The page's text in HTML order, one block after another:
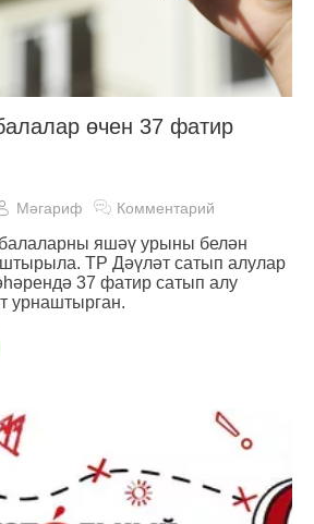
өчен 37 фатир
Мәгариф Комментарий
яшәү урыны белән
ТР Дәүләт сатып алулар
37 фатир сатып алу
урнаштырган.